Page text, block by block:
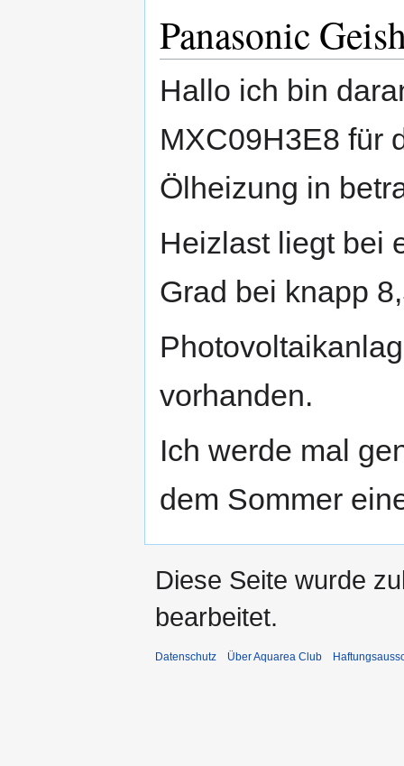
Panasonic
Hallo ich bin
MXC09H3E8 für
Ölheizung in
Heizlast liegt bei
Grad bei knapp
vorhanden.
Ich werde mal
dem Sommer
Diese Seite wurde
bearbeitet.
Datenschutz Über Aquarea Club